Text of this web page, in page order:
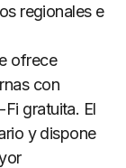
regionales e
ofrece
con
gratuita. El
y dispone